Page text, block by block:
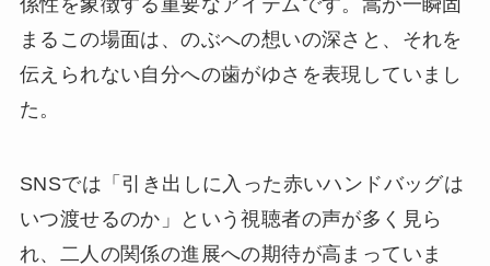
係性を象徴する重要なアイテムです。嵩が一瞬固
まるこの場面は、のぶへの想いの深さと、それを
伝えられない自分への歯がゆさを表現していまし
た。
SNSでは「引き出しに入った赤いハンドバッグは
いつ渡せるのか」という視聴者の声が多く見ら
れ、二人の関係の進展への期待が高まっていま